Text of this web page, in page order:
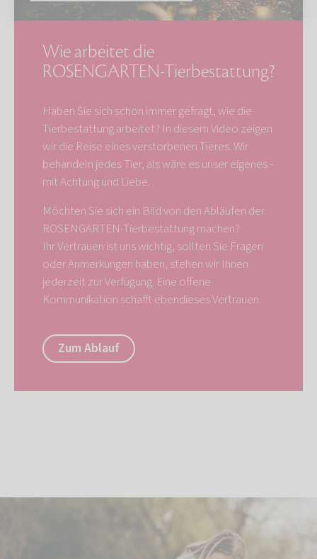
Wie arbeitet die
ROSENGARTEN-Tierbestattung?
Haben Sie sich schon immer gefragt, wie die
Tierbestattung arbeitet? In diesem Video zeigen
wir die Reise eines verstorbenen Tieres. Wir
behandeln jedes Tier, als wäre es unser eigenes -
mit Achtung und Liebe.
Möchten Sie sich ein Bild von den Abläufen der
ROSENGARTEN-Tierbestattung machen?
Ihr Vertrauen ist uns wichtig, sollten Sie Fragen
oder Anmerkungen haben, stehen wir Ihnen
jederzeit zur Verfügung. Eine offene
Kommunikation schafft ebendieses Vertrauen.
Zum Ablauf